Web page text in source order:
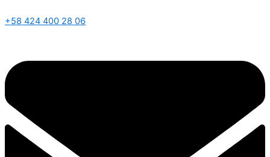
+58 424 400 28 06